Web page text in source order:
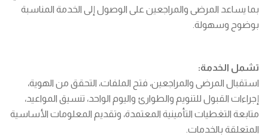
بما يساعد المرضى والمراجعين على الوصول إلى الخدمة المناسبة
بوضوح وسهولة.
تشمل الخدمة:
استقبال المرضى والمراجعين، فتح الملفات، التحقق من الهوية،
إجراءات القبول للتنويم والطوارئ واليوم الواحد، تنسيق المواعيد،
متابعة التغطيات التأمينية المعتمدة، وتقديم المعلومات الأساسية
المتعلقة بالخدمات.